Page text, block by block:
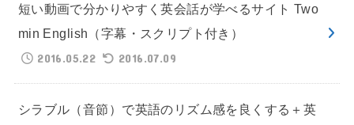
短い動画で分かりやすく英会話が学べるサイト Two
min English（字幕・スクリプト付き）
2016.05.22
2016.07.09
シラブル（音節）で英語のリズム感を良くする＋英